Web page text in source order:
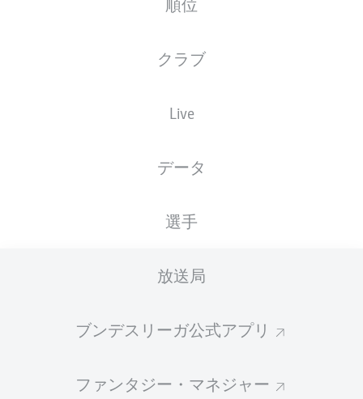
クラブ
Live
データ
選手
放送局
ブンデスリーガ公式アプリ
ファンタジー・マネジャー
BORUSSIA MÖNCHENGLADBACH
27.08.1998
2026/2027